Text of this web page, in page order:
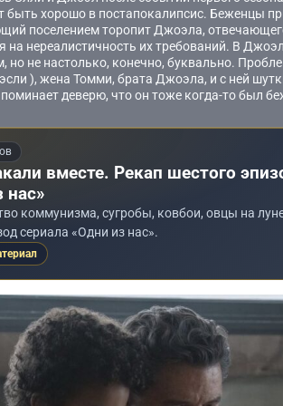
быть хорошо в постапокалипсис. Беженцы
поселением торопит Джоэла,
на нереалистичность их требований. В
но не настолько, конечно, буквально.
), жена Томми, брата Джоэла, и с ней
деверю, что он тоже когда-то был
вместе. Рекап шестого
нас»
коммунизма, сугробы, ковбои, овцы на
сериала «Одни из нас».